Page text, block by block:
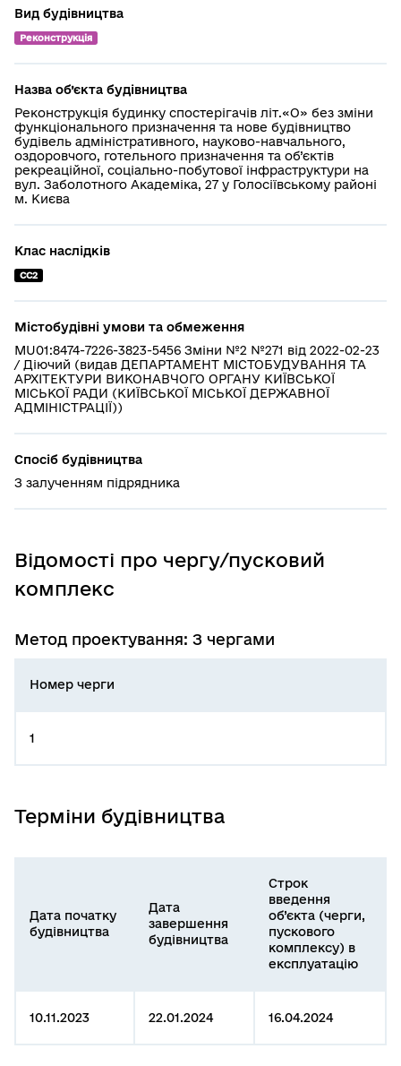
Вид будівництва
Реконструкція
Назва об’єкта будівництва
Реконструкція будинку спостерігачів літ.«О» без зміни
функціонального призначення та нове будівництво
будівель адміністративного, науково-навчального,
оздоровчого, готельного призначення та об’єктів
рекреаційної, соціально-побутової інфраструктури на
вул. Заболотного Академіка, 27 у Голосіївському районі
м. Києва
Клас наслідків
СС2
Містобудівні умови та обмеження
MU01:8474-7226-3823-5456 Зміни №2 №271 від 2022-02-23
/ Діючий (видав ДЕПАРТАМЕНТ МІСТОБУДУВАННЯ ТА
АРХІТЕКТУРИ ВИКОНАВЧОГО ОРГАНУ КИЇВСЬКОЇ
МІСЬКОЇ РАДИ (КИЇВСЬКОЇ МІСЬКОЇ ДЕРЖАВНОЇ
АДМІНІСТРАЦІЇ))
Спосіб будівництва
З залученням підрядника
Відомості про чергу/пусковий
комплекс
Метод проектування: З чергами
Номер черги
1
Терміни будівництва
Дата початку
будівництва
Дата
завершення
будівництва
Строк
введення
об’єкта (черги,
пускового
комплексу) в
експлуатацію
10.11.2023 22.01.2024 16.04.2024